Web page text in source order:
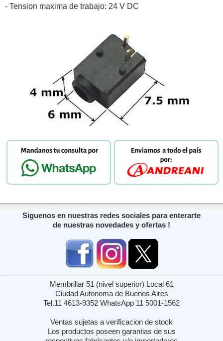
- Tension maxima de trabajo: 24 V DC
Siguenos en nuestras redes sociales para enterarte
de nuestras novedades y ofertas !
Membrillar 51 (nivel superior) Local 61
Ciudad Autonoma de Buenos Aires
Tel.11 4613-9352 WhatsApp 11 5001-1562
Ventas sujetas a verificacion de stock
Los productos poseen garantias de sus